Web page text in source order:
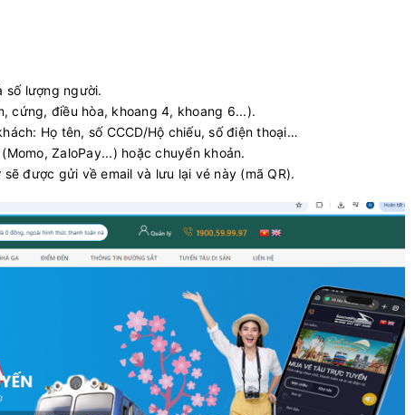
số lượng người.
cứng, điều hòa, khoang 4, khoang 6...).
Họ tên, số CCCD/Hộ chiếu, số điện thoại…
ZaloPay...) hoặc chuyển khoản.
được gửi về email và lưu lại vé này (mã QR).